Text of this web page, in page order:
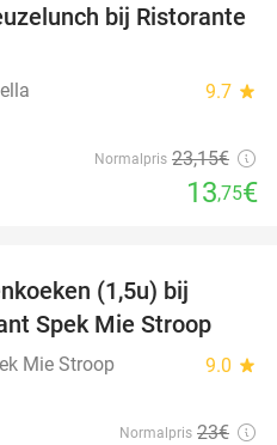
41%
bij Ristorante
9.7 star
Normalpris 23,15€
13,75€
(1,5u) bij
Spek Mie Stroop
Mie Stroop 9.0 star
Normalpris 23€